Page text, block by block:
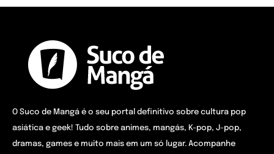
O Suco de Mangá é o seu portal definitivo sobre cultura pop
asiática e geek! Tudo sobre animes, mangás, K-pop, J-pop,
dramas, games e muito mais em um só lugar. Acompanhe